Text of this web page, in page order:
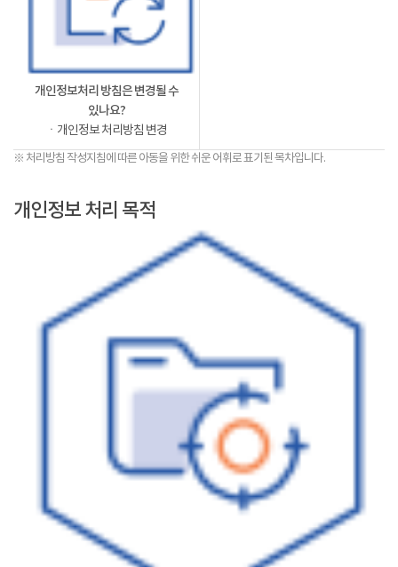
개인정보처리 방침은 변경될 수
있나요?
ㆍ개인정보 처리방침 변경
※ 처리방침 작성지침에 따른 아동을 위한 쉬운 어휘로 표기된 목차입니다.
개인정보 처리 목적